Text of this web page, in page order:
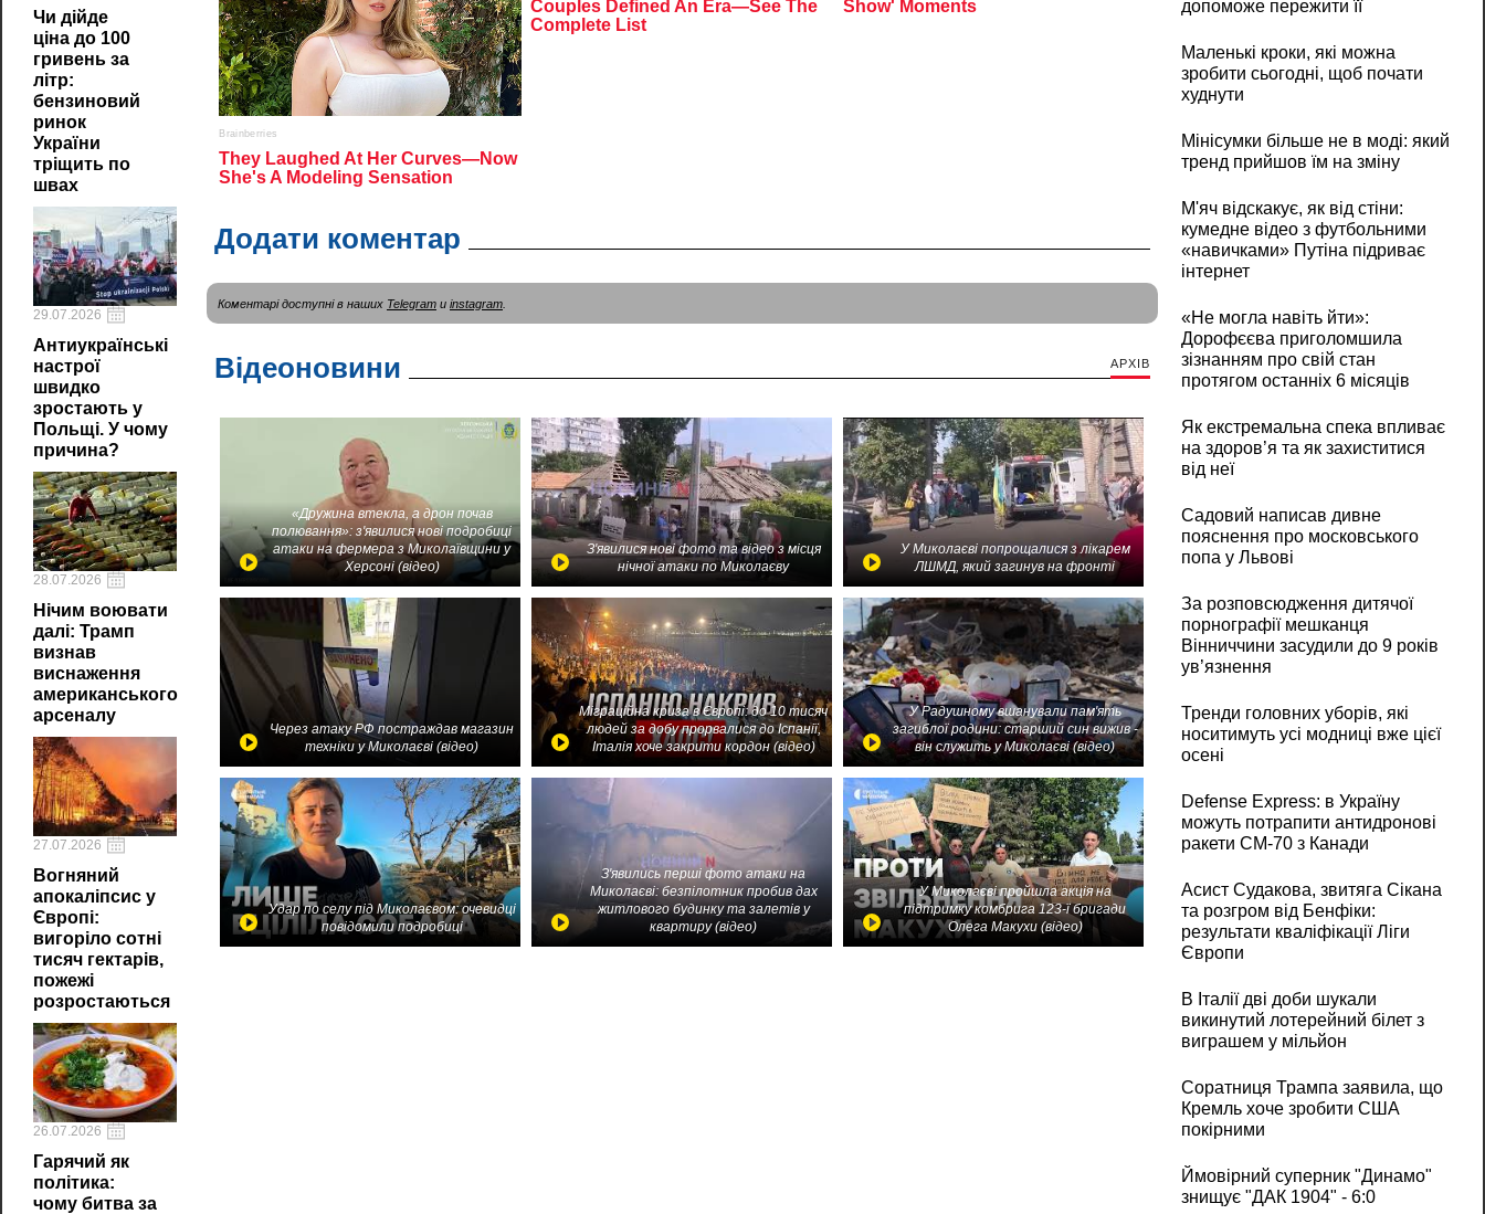
Чи дійде
ціна до 100
гривень за
літр:
бензиновий
ринок
України
тріщить по
швах
29.07.2026
Антиукраїнські
настрої
швидко
зростають у
Польщі. У чому
причина?
28.07.2026
Нічим воювати
далі: Трамп
визнав
виснаження
американського
арсеналу
27.07.2026
Вогняний
апокаліпсис у
Європі:
вигоріло сотні
тисяч гектарів,
пожежі
розростаються
26.07.2026
Гарячий як
політика:
чому битва за
Додати коментар
Коментарі доступні в наших Telegram и instagram
Відеоновини АРХІВ
«Дружина втекла, а дрон почав
полювання»: з'явилися нові подробиці
атаки на фермера з Миколаївщини у
Херсоні (відео)
З'явилися нові фото та відео з місця
нічної атаки по Миколаєву
У Миколаєві попрощалися з лікарем
ЛШМД, який загинув на фронті
Через атаку РФ постраждав магазин
техніки у Миколаєві (відео)
Міграційна криза в Європі: до 10 тисяч
людей за добу прорвалися до Іспанії,
Італія хоче закрити кордон (відео)
У Радушному вшанували пам'ять
загиблої родини: старший син вижив -
він служить у Миколаєві (відео)
Удар по селу під Миколаєвом: очевидці
повідомили подробиці
З'явились перші фото атаки на
Миколаєві: безпілотник пробив дах
житлового будинку та залетів у
квартиру (відео)
У Миколаєві пройшла акція на
підтримку комбрига 123-ї бригади
Олега Макухи (відео)
допоможе пережити її
Маленькі кроки, які можна
зробити сьогодні, щоб почати
худнути
Мінісумки більше не в моді: який
тренд прийшов їм на зміну
М'яч відскакує, як від стіни:
кумедне відео з футбольними
«навичками» Путіна підриває
інтернет
«Не могла навіть йти»:
Дорофєєва приголомшила
зізнанням про свій стан
протягом останніх 6 місяців
Як екстремальна спека впливає
на здоров’я та як захиститися
від неї
Садовий написав дивне
пояснення про московського
попа у Львові
За розповсюдження дитячої
порнографії мешканця
Вінниччини засудили до 9 років
ув’язнення
Тренди головних уборів, які
носитимуть усі модниці вже цієї
осені
Defense Express: в Україну
можуть потрапити антидронові
ракети CM-70 з Канади
Асист Судакова, звитяга Сікана
та розгром від Бенфіки:
результати кваліфікації Ліги
Європи
В Італії дві доби шукали
викинутий лотерейний білет з
виграшем у мільйон
Соратниця Трампа заявила, що
Кремль хоче зробити США
покірними
Ймовірний суперник "Динамо"
знищує "ДАК 1904" - 6:0